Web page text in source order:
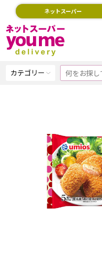
ネットスーパー
カテゴリー